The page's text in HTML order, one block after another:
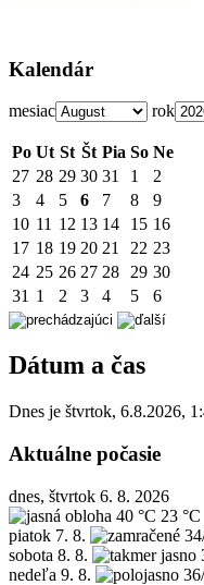
Kalendár
mesiac rok
Po Ut St Št Pia So Ne
27 28 29 30 31 1
2
3
4 5 6 7 8
9
10 11 12 13 14 15 16
17 18 19 20 21 22 23
24 25 26 27 28 29 30
31 1 2 3 4 5 6
Dátum a čas
Dnes je štvrtok, 6.8.2026,
Aktuálne počasie
dnes, štvrtok 6. 8. 2026
40 °C 23 °C
piatok 7. 8.
sobota 8. 8.
nedeľa 9. 8.